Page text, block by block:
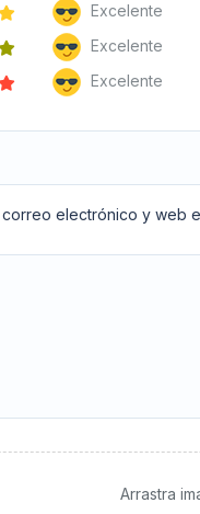
Excelente
Excelente
Excelente
correo electrónico y web
Arrastra